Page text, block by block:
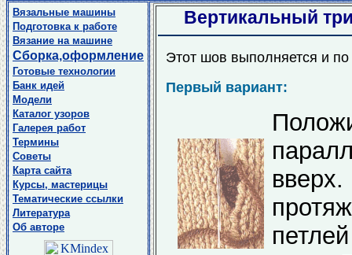
Вязальные машины
Подготовка к работе
Вязание на машине
Сборка,оформление
Готовые технологии
Банк идей
Модели
Каталог узоров
Галерея работ
Термины
Советы
Карта сайта
Курсы, мастерицы
Тематические ссылки
Литература
Об авторе
Вертикальный
Этот шов выполняется и
Первый вариант: